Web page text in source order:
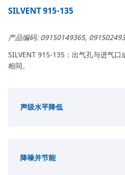
SILVENT 915-135
产品编码: 09150149365,
SILVENT 915-135：出气孔与进气
相同。
声级水平降低
降噪并节能